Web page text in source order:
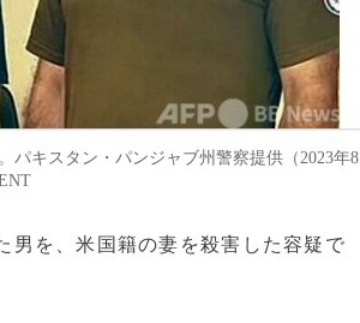
パキスタン・パンジャブ州警察提供（2023年8
男を、米国籍の妻を殺害した容疑で